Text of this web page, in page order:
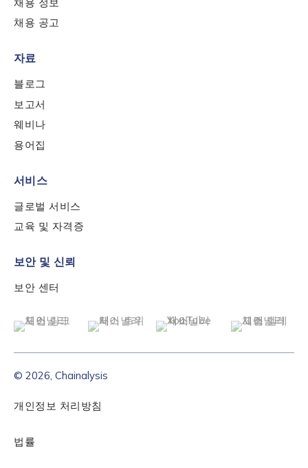
Submit
채용 공고
자료
블로그
보고서
웨비나
용어집
서비스
글로벌 서비스
교육 및 자격증
보안 및 신뢰
보안 센터
© 2026, Chainalysis
개인정보 처리방침
법률